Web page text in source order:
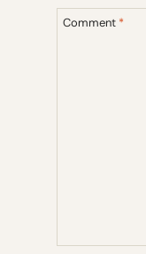
Comment *